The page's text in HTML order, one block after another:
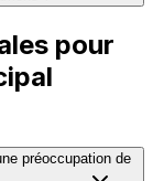
pour
préoccupation de